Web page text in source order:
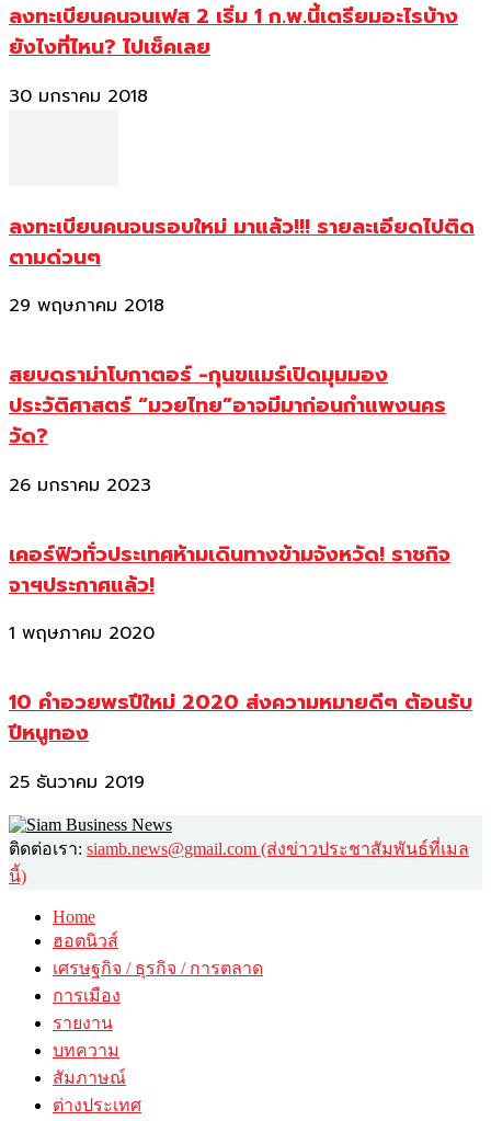
ลงทะเบียนคนจนเฟส 2 เริ่ม 1 ก.พ.นี้เตรียมอะไรบ้าง
ยังไงที่ไหน? ไปเช็คเลย
30 มกราคม 2018
ลงทะเบียนคนจนรอบใหม่ มาแล้ว!!! รายละเอียดไปติด
ตามด่วนๆ
29 พฤษภาคม 2018
สยบดราม่าโบกาตอร์ -กุนขแมร์เปิดมุมมอง
ประวัติศาสตร์ “มวยไทย”อาจมีมาก่อนกำแพงนคร
วัด?
26 มกราคม 2023
เคอร์ฟิวทั่วประเทศห้ามเดินทางข้ามจังหวัด! ราชกิจ
จาฯประกาศแล้ว!
1 พฤษภาคม 2020
10 คำอวยพรปีใหม่ 2020 ส่งความหมายดีๆ ต้อนรับ
ปีหนูทอง
25 ธันวาคม 2019
ติดต่อเรา: siamb.news@gmail.com (ส่งข่าวประชาสัมพันธ์ที่เมล
นี้)
Home
ฮอตนิวส์
เศรษฐกิจ / ธุรกิจ / การตลาด
การเมือง
รายงาน
บทความ
สัมภาษณ์
ต่างประเทศ